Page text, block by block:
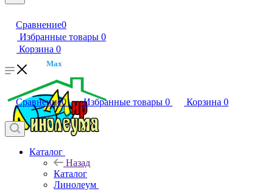
Сравнение0
Избранные товары 0
Корзина 0
Max
Сравнение0 Избранные товары 0 Корзина 0
Каталог
Назад
Каталог
Линолеум